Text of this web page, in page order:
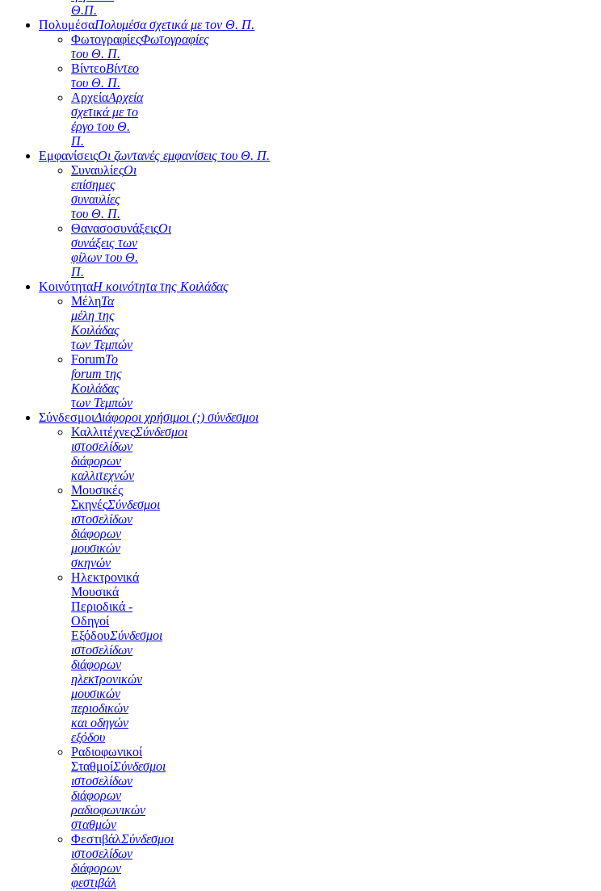
Θ.Π.
ΠολυμέσαΠολυμέσα σχετικά με τον Θ. Π.
ΦωτογραφίεςΦωτογραφίες
του Θ. Π.
ΒίντεοΒίντεο
του Θ. Π.
ΑρχείαΑρχεία
σχετικά με το
έργο του Θ.
Π.
ΕμφανίσειςΟι ζωντανές εμφανίσεις του Θ. Π.
ΣυναυλίεςΟι
επίσημες
συναυλίες
του Θ. Π.
ΘανασοσυνάξειςΟι
συνάξεις των
φίλων του Θ.
Π.
ΚοινότηταΗ κοινότητα της Κοιλάδας
ΜέληΤα
μέλη της
Κοιλάδας
των Τεμπών
ForumΤο
forum της
Κοιλάδας
των Τεμπών
ΣύνδεσμοιΔιάφοροι χρήσιμοι (;) σύνδεσμοι
ΚαλλιτέχνεςΣύνδεσμοι
ιστοσελίδων
διάφορων
καλλιτεχνών
Μουσικές
ΣκηνέςΣύνδεσμοι
ιστοσελίδων
διάφορων
μουσικών
σκηνών
Ηλεκτρονικά
Μουσικά
Περιοδικά -
Οδηγοί
ΕξόδουΣύνδεσμοι
ιστοσελίδων
διάφορων
ηλεκτρονικών
μουσικών
περιοδικών
και οδηγών
εξόδου
Ραδιοφωνικοί
ΣταθμοίΣύνδεσμοι
ιστοσελίδων
διάφορων
ραδιοφωνικών
σταθμών
ΦεστιβάλΣύνδεσμοι
ιστοσελίδων
διάφορων
φεστιβάλ